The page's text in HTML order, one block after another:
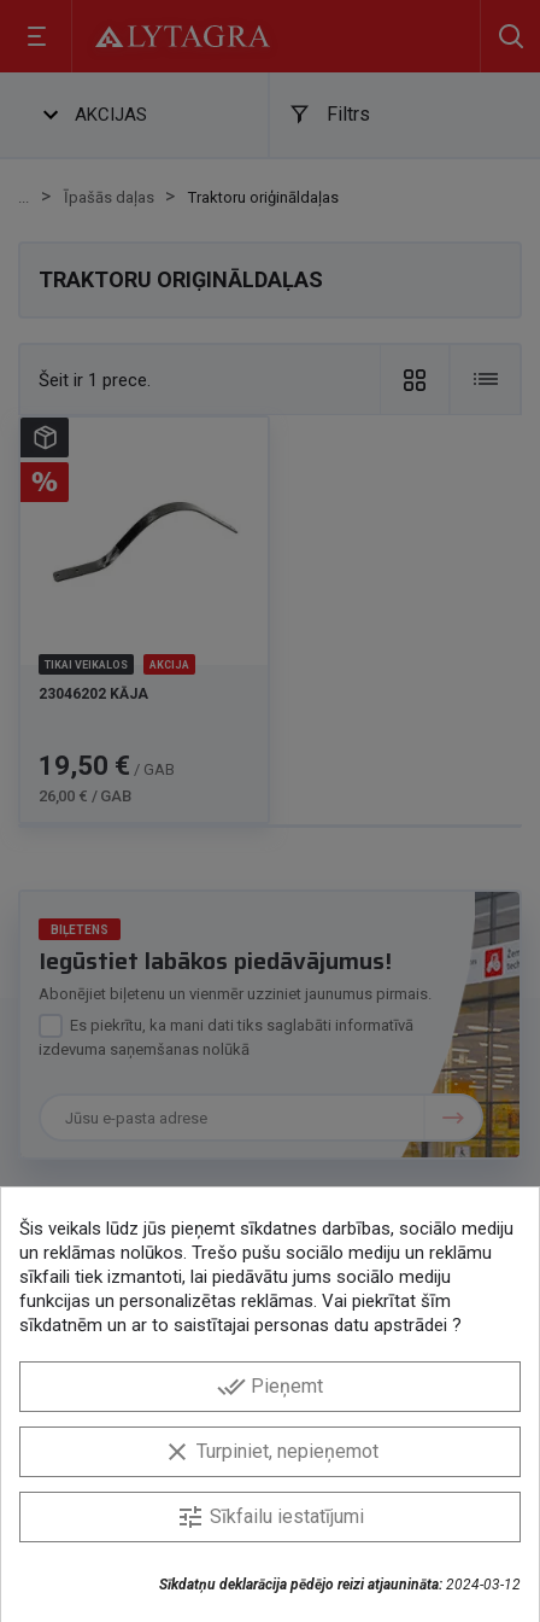
AKCIJAS Filtrs
Īpašās daļas Traktoru oriģināldaļas
TRAKTORU ORIĢINĀLDAĻAS
Šeit ir 1 prece.
TIKAI VEIKALOS AKCIJA
23046202 KĀJA
Cena
19,50 € / GAB
26,00 € / GAB
BIĻETENS
Iegūstiet labākos piedāvājumus!
Abonējiet biļetenu un vienmēr uzziniet jaunumus pirmais.
Es piekrītu, ka mani dati tiks saglabāti informatīvā
izdevuma saņemšanas nolūkā
Sazināsimies
+371 286 48078
lytagra@lytagra.lv
Facebook YouTubeInstagram
© 2026 AS Lytagra — visas tiesības aizsargātas
|Sīkdatņu politika
Šis veikals lūdz jūs pieņemt sīkdatnes darbības, sociālo mediju
un reklāmas nolūkos. Trešo pušu sociālo mediju un reklāmu
sīkfaili tiek izmantoti, lai piedāvātu jums sociālo mediju
funkcijas un personalizētas reklāmas. Vai piekrītat šīm
sīkdatnēm un ar to saistītajai personas datu apstrādei ?
done_all Pieņemt
clear Turpiniet, nepieņemot
tune Sīkfailu iestatījumi
Sīkdatņu deklarācija pēdējo reizi atjaunināta: 2024-03-12